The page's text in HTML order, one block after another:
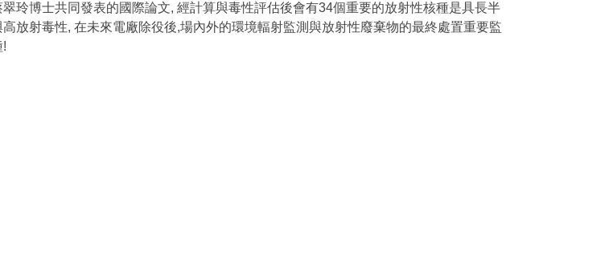
翠玲博士共同發表的國際論文, 經計算與毒性評估後會有34個重要的放射性核種是具長半
高放射毒性, 在未來電廠除役後,場內外的環境輻射監測與放射性廢棄物的最終處置重要監
!